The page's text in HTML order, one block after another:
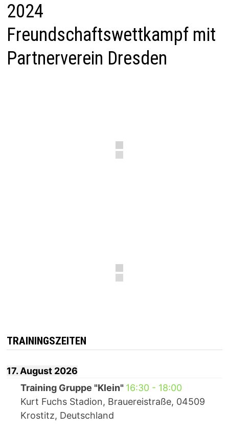
2024
Freundschaftswettkampf mit
Partnerverein Dresden
TRAININGSZEITEN
17. August 2026
Training Gruppe "Klein" 16:30- 18:00
Kurt Fuchs Stadion, Brauereistraße, 04509
Krostitz, Deutschland